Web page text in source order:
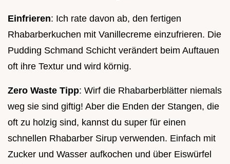
Einfrieren: Ich rate davon ab, den fertigen
Rhabarberkuchen mit Vanillecreme einzufrieren. Die
Pudding Schmand Schicht verändert beim Auftauen
oft ihre Textur und wird körnig.
Zero Waste Tipp: Wirf die Rhabarberblätter niemals
weg sie sind giftig! Aber die Enden der Stangen, die
oft zu holzig sind, kannst du super für einen
schnellen Rhabarber Sirup verwenden. Einfach mit
Zucker und Wasser aufkochen und über Eiswürfel